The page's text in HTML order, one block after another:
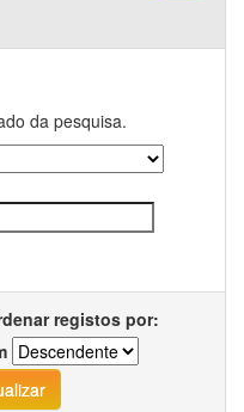
da pesquisa.
registos por: